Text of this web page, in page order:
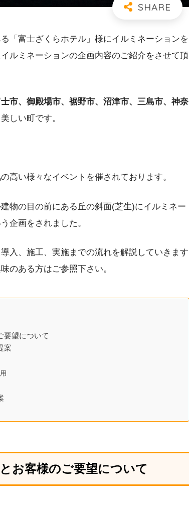
「富士ざくらホテル」様にイルミネーションを
ルミネーションの企画内容のご紹介をさせて頂
市、御殿場市、裾野市、沼津市、三島市、神奈
しい町です。
高い様々なイベントを催されております。
物の目の前にある丘の斜面(芝生)にイルミネー
企画をされました。
入、施工、実施までの流れを解説していきます
のある方はご参照下さい。
要望について
案
お客様のご要望について